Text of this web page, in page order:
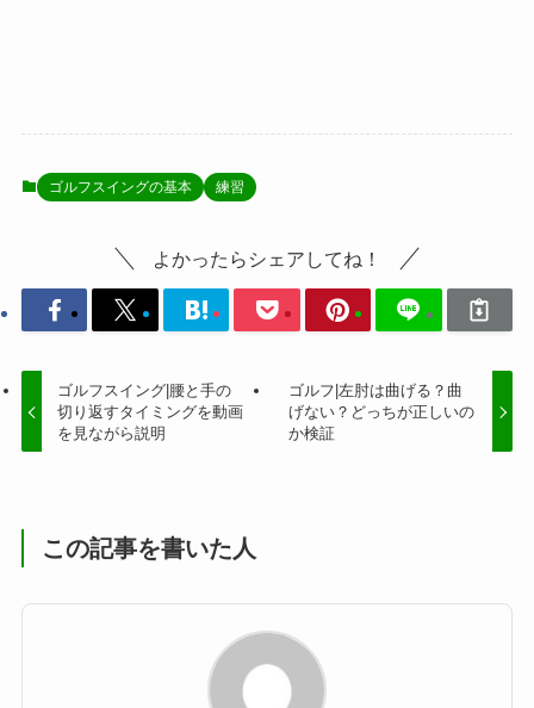
ゴルフスイングの基本 練習
よかったらシェアしてね！
ゴルフスイング|腰と手の
切り返すタイミングを動画
を見ながら説明
ゴルフ|左肘は曲げる？曲
げない？どっちが正しいの
か検証
この記事を書いた人